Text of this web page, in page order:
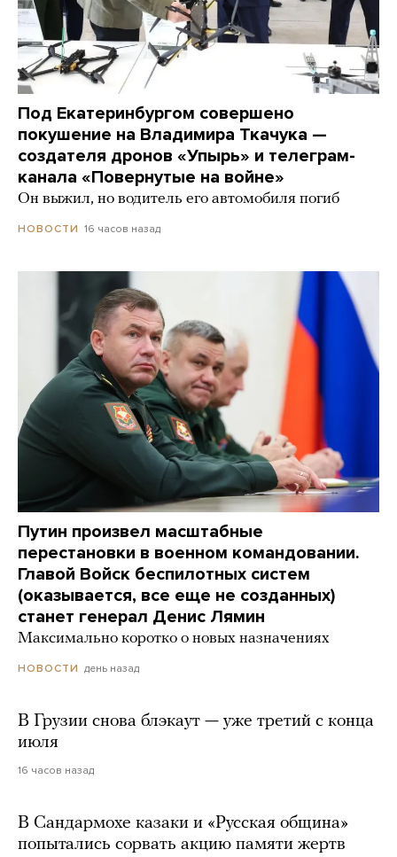
Под Екатеринбургом совершено
покушение на Владимира Ткачука —
создателя дронов «Упырь» и телеграм-
канала «Повернутые на войне»
Он выжил, но водитель его автомобиля погиб
НОВОСТИ 16 часов назад
Путин произвел масштабные
перестановки в военном командовании.
Главой Войск беспилотных систем
(оказывается, все еще не созданных)
станет генерал Денис Лямин
Максимально коротко о новых назначениях
НОВОСТИ день назад
В Грузии снова блэкаут — уже третий с конца
июля
16 часов назад
В Сандармохе казаки и «Русская община»
попытались сорвать акцию памяти жертв